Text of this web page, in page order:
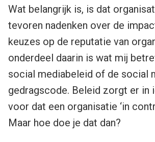
Wat belangrijk is, is dat
tevoren nadenken over de
keuzes op de reputatie van
onderdeel daarin is wat mij
social mediabeleid of de social
gedragscode. Beleid zorgt er in
voor dat een organisatie ‘in
Maar hoe doe je dat dan?